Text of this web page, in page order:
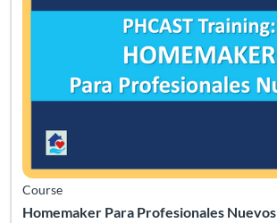
Homemaker Para Profesionales Nuevos
Course